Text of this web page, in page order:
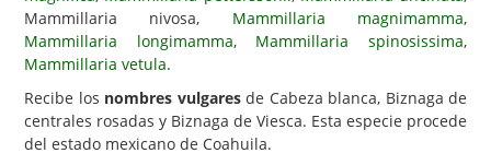
Cactus y Suculentas
Mammillaria nivosa, Mammillaria magnimamma,
Mammillaria longimamma, Mammillaria spinosissima,
Mammillaria vetula.
Recibe los nombres vulgaresde Cabeza blanca, Biznaga de
centrales rosadas y Biznaga de Viesca. Esta especie procede
del estado mexicano de Coahuila.